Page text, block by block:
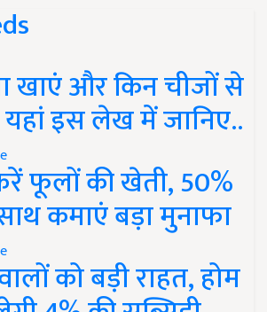
खाएं और किन चीजों से
इस लेख में जानिए..
फूलों की खेती, 50%
कमाएं बड़ा मुनाफा
को बड़ी राहत, होम